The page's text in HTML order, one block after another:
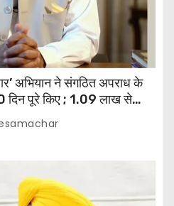
अभियान ने संगठित अपराध के
दिन पूरे किए ; 1.09 लाख से
अपराधी गिरफ़्तार किए